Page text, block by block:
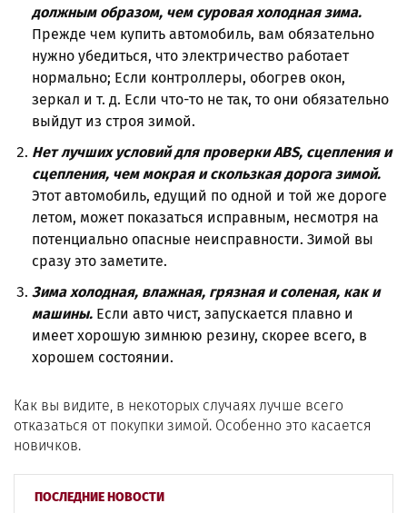
ПОСЛЕДНИЕ НОВОСТИ
должным образом, чем суровая холодная зима.
Прежде чем купить автомобиль, вам обязательно
нужно убедиться, что электричество работает
нормально; Если контроллеры, обогрев окон,
зеркал и т. д. Если что-то не так, то они обязательно
выйдут из строя зимой.
Нет лучших условий для проверки ABS, сцепления и
сцепления, чем мокрая и скользкая дорога зимой.
Этот автомобиль, едущий по одной и той же дороге
летом, может показаться исправным, несмотря на
потенциально опасные неисправности. Зимой вы
сразу это заметите.
Зима холодная, влажная, грязная и соленая, как и
машины. Если авто чист, запускается плавно и
имеет хорошую зимнюю резину, скорее всего, в
хорошем состоянии.
Как вы видите, в некоторых случаях лучше всего
отказаться от покупки зимой. Особенно это касается
новичков.